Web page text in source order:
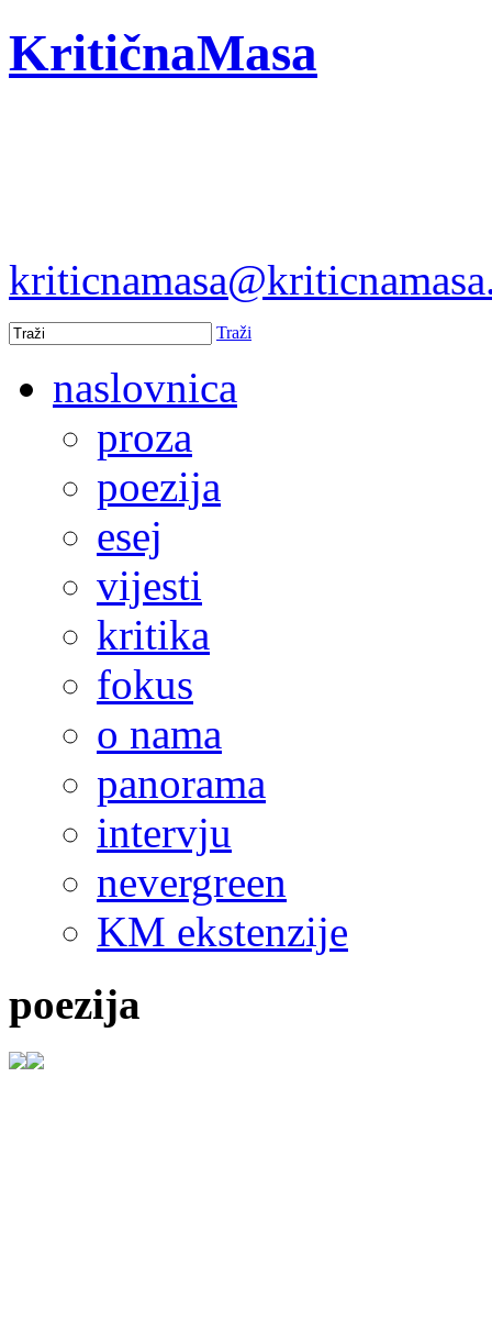
KritičnaMasa
Traži
naslovnica
proza
poezija
esej
vijesti
kritika
fokus
o nama
panorama
intervju
nevergreen
KM ekstenzije
poezija